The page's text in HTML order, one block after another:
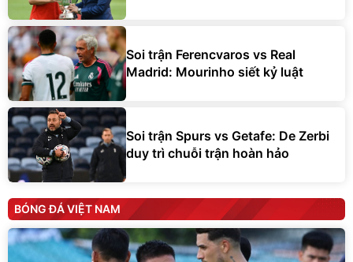
Soi trận Ferencvaros vs Real
Madrid: Mourinho siết kỷ luật
Soi trận Spurs vs Getafe: De Zerbi
duy trì chuỗi trận hoàn hảo
BÓNG ĐÁ VIỆT NAM